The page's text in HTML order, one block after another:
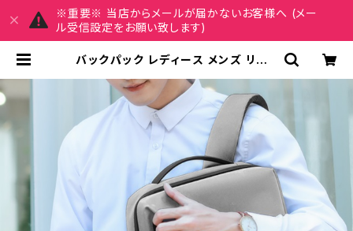
※重要※ 当店からメールが届かないお客様へ (メー
ル受信設定をお願い致します)
バックパック レディース メンズ リュッ
ュックサック ロゴ 仕事リュック シン
プル 無地 ビジネスバッグ かばんビジ
ネスカバン 撥水 防水 部活 合宿 旅行
通学 大容量 バッグパック 学校バッグ
パソコンバッグ ミニパソコン収納 大
学生 高校生 中学生 ユニセックス 男
の子 女の子 A4 B4 ライトグレー ダ
ークグレー ブラック オフィス カレッ
ジコーデ カジュアル デイリー お出か
け K-B0107 | REIRSE レイルセ 2
0代,30代,40代 レディースファッシ
ョン 通販